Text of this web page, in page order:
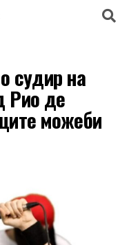
судир на
Рио де
можеби